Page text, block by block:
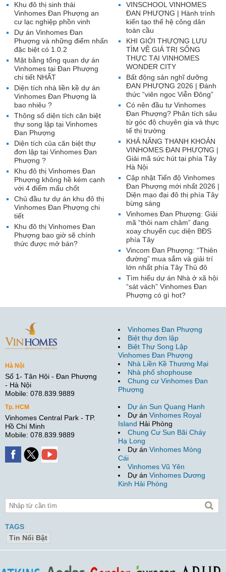
VINSCHOOL VINHOMES
ĐAN PHƯỢNG | Hành trình
kiến tạo thế hệ công dân
toàn cầu
KHI GIỚI THƯỢNG LƯU
TÌM VỀ GIÁ TRỊ SỐNG
THỰC TẠI VINHOMES
WONDER CITY
Bất động sản nghĩ dưỡng
ĐAN PHƯỢNG 2026 | Đánh
thức “viên ngọc Viễn Đông”
Có nên đầu tư Vinhomes
Đan Phượng? Phân tích sâu
từ góc độ chuyên gia và thực
tế thị trường
KHẢ NĂNG THANH KHOẢN
VINHOMES ĐAN PHƯỢNG |
Giải mã sức hút tại phía Tây
Hà Nội
Cập nhật Tiến độ Vinhomes
Đan Phượng mới nhất 2026 |
Diện mạo đại đô thị phía Tây
bừng sáng
Vinhomes Đan Phượng: Giải
mã “thỏi nam châm” đang
xoay chuyển cục diện BĐS
phía Tây
Vincom Đan Phượng: “Thiên
đường” mua sắm và giải trí
lớn nhất phía Tây Thủ đô
Tìm hiểu dự án Nhà ở xã hội
“sát vách” Vinhomes Đan
Phượng có gì hot?
Khu đô thị sinh thái
Vinhomes Đan Phượng an
cư lạc nghiệp phồn vinh
Dự án Vinhomes Đan
Phượng và những điểm nhấn
đặc biệt có 1.0.2
Mặt bằng tổng quan dự án
Vinhomes tại Đan Phượng
chi tiết NHẤT
Diện tích nhà liền kề dự án
Vinhomes Đan Phượng là
bao nhiêu ?
Thông số diện tích căn biệt
thự song lập tại Vinhomes
Đan Phượng
Diện tích của căn biệt thự
đơn lập tại Vinhomes Đan
Phượng ?
Khu đô thị Vinhomes Đan
Phượng không hề kém cạnh
với 4 điểm mấu chốt
Chủ đầu tư dự án khu đô thị
Vinhomes Đan Phượng chi
tiết
Khu đô thị Vinhomes Đan
Phượng bao giờ sẽ chính
thức được mở bán?
Hà Nội
Số 1- Tân Hội - Đan Phượng
- Hà Nội
Mobile: 078.839.9889
Tp. HCM
Vinhomes Central Park - TP.
Hồ Chí Minh
Mobile: 078.839.9889
Vinhomes Đan Phượng
Biệt thự đơn lập
Biệt Thự Song Lập
Vinhomes Đan Phượng
Nhà Liền Kề Thương Mại
Nhà phố shophouse
Chung cư Vinhomes Đan
Phượng
Dự án Sun Quang Hanh
Dự án Vinhomes Royal
Island Hải Phòng
Chung Cư Sun Bãi Cháy
Hạ Long
Dự án Vinhomes Móng
Cái
Vinhomes Vũ Yên
Dự án Vinhomes Dương
Kinh Hải Phòng
TAGS
Tin Nổi Bật